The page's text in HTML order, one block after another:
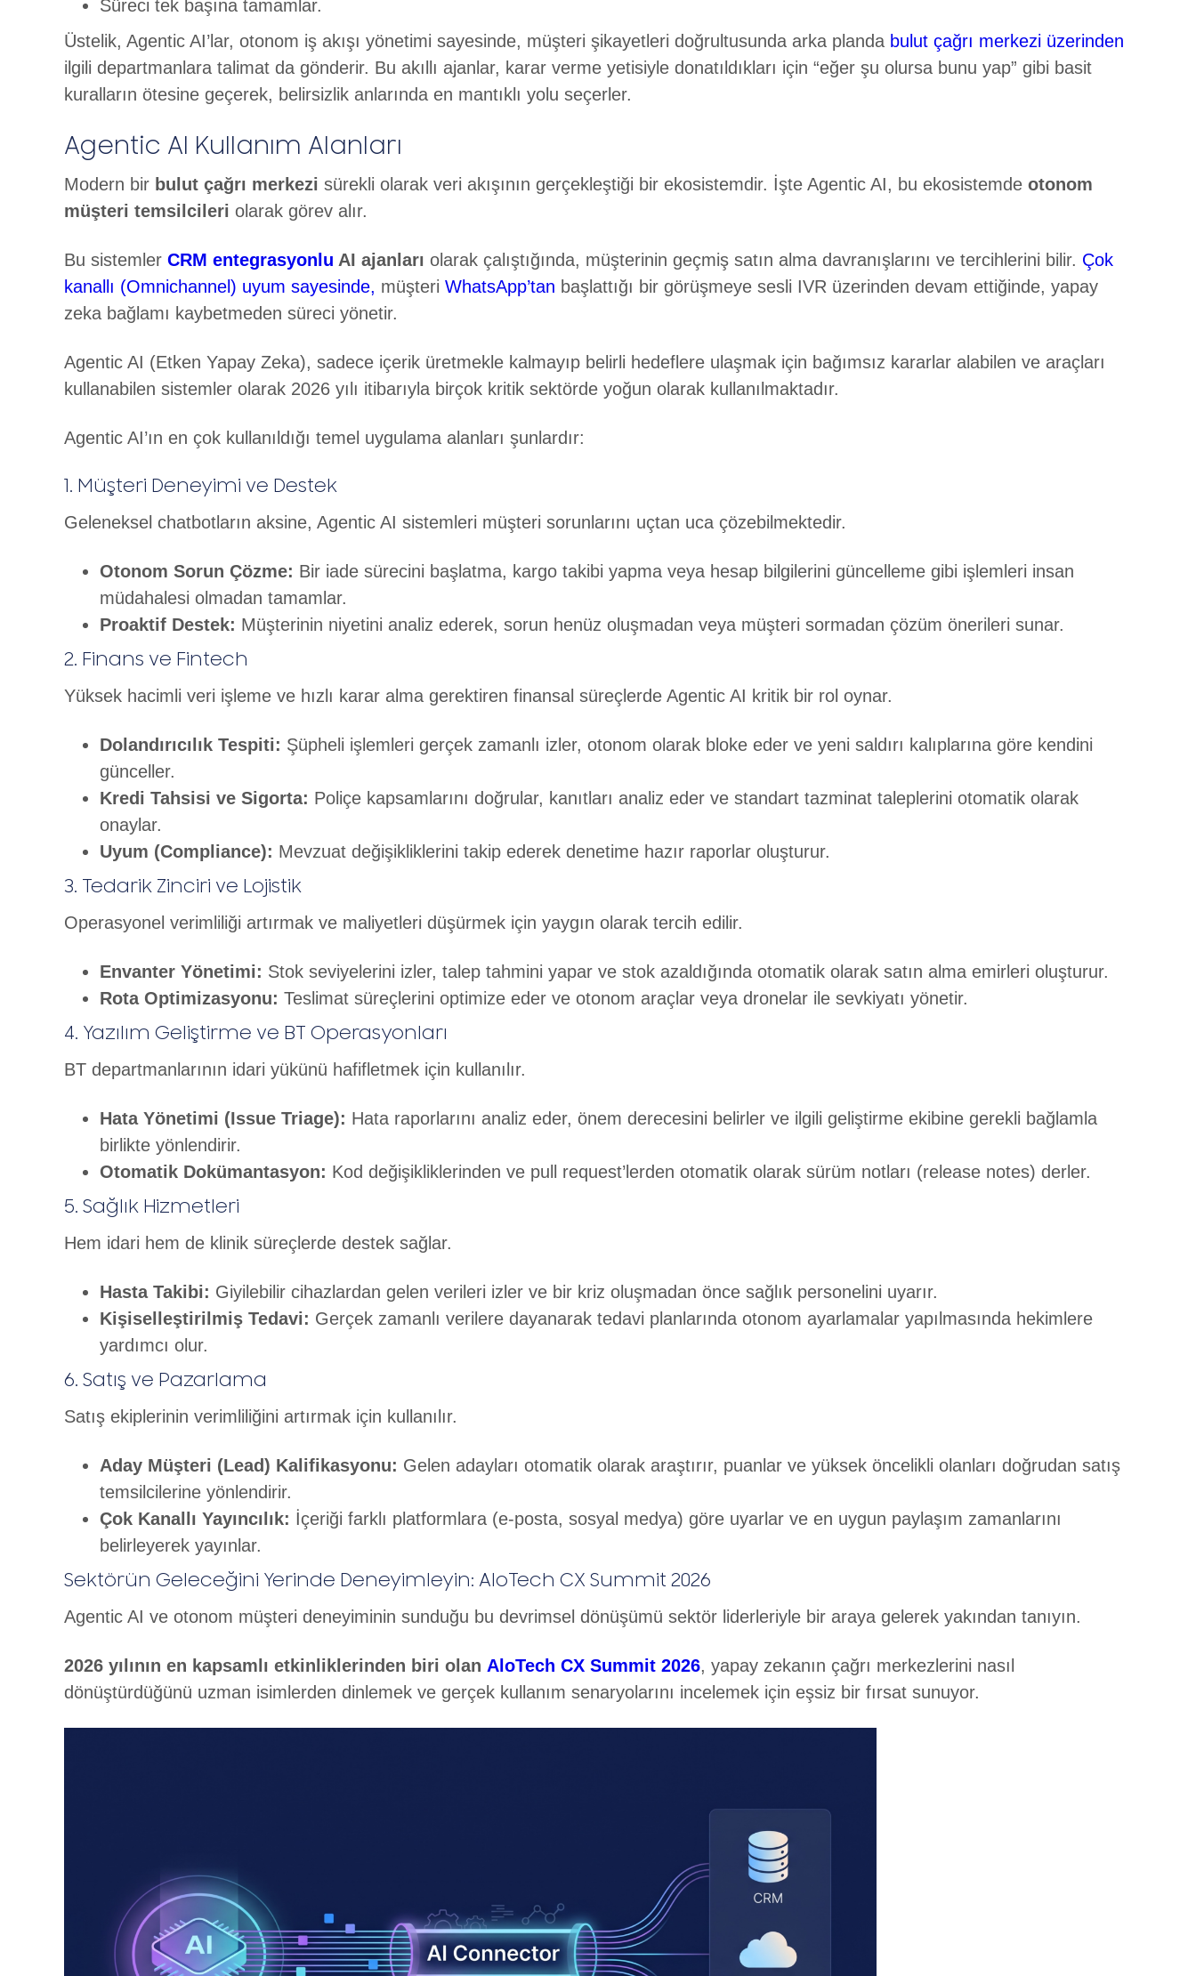
Süreci tek başına tamamlar.
Üstelik, Agentic AI’lar, otonom iş akışı yönetimi sayesinde, müşteri şikayetleri doğrultusunda arka planda bulut çağrı merkezi üzerinden
ilgili departmanlara talimat da gönderir. Bu akıllı ajanlar, karar verme yetisiyle donatıldıkları için “eğer şu olursa bunu yap” gibi basit
kuralların ötesine geçerek, belirsizlik anlarında en mantıklı yolu seçerler.
Agentic AI Kullanım Alanları
Modern bir bulut çağrı merkezi sürekli olarak veri akışının gerçekleştiği bir ekosistemdir. İşte Agentic AI, bu ekosistemde otonom
müşteri temsilcileri olarak görev alır.
Bu sistemler CRM entegrasyonlu AI ajanları olarak çalıştığında, müşterinin geçmiş satın alma davranışlarını ve tercihlerini bilir. Çok
kanallı (Omnichannel) uyum sayesinde, müşteri WhatsApp’tan başlattığı bir görüşmeye sesli IVR üzerinden devam ettiğinde, yapay
zeka bağlamı kaybetmeden süreci yönetir.
Agentic AI (Etken Yapay Zeka), sadece içerik üretmekle kalmayıp belirli hedeflere ulaşmak için bağımsız kararlar alabilen ve araçları
kullanabilen sistemler olarak 2026 yılı itibarıyla birçok kritik sektörde yoğun olarak kullanılmaktadır.
Agentic AI’ın en çok kullanıldığı temel uygulama alanları şunlardır:
1. Müşteri Deneyimi ve Destek
Geleneksel chatbotların aksine, Agentic AI sistemleri müşteri sorunlarını uçtan uca çözebilmektedir.
Otonom Sorun Çözme: Bir iade sürecini başlatma, kargo takibi yapma veya hesap bilgilerini güncelleme gibi işlemleri insan
müdahalesi olmadan tamamlar.
Proaktif Destek: Müşterinin niyetini analiz ederek, sorun henüz oluşmadan veya müşteri sormadan çözüm önerileri sunar.
2. Finans ve Fintech
Yüksek hacimli veri işleme ve hızlı karar alma gerektiren finansal süreçlerde Agentic AI kritik bir rol oynar.
Dolandırıcılık Tespiti: Şüpheli işlemleri gerçek zamanlı izler, otonom olarak bloke eder ve yeni saldırı kalıplarına göre kendini
günceller.
Kredi Tahsisi ve Sigorta: Poliçe kapsamlarını doğrular, kanıtları analiz eder ve standart tazminat taleplerini otomatik olarak
onaylar.
Uyum (Compliance): Mevzuat değişikliklerini takip ederek denetime hazır raporlar oluşturur.
3. Tedarik Zinciri ve Lojistik
Operasyonel verimliliği artırmak ve maliyetleri düşürmek için yaygın olarak tercih edilir.
Envanter Yönetimi: Stok seviyelerini izler, talep tahmini yapar ve stok azaldığında otomatik olarak satın alma emirleri oluşturur.
Rota Optimizasyonu: Teslimat süreçlerini optimize eder ve otonom araçlar veya dronelar ile sevkiyatı yönetir.
4. Yazılım Geliştirme ve BT Operasyonları
BT departmanlarının idari yükünü hafifletmek için kullanılır.
Hata Yönetimi (Issue Triage): Hata raporlarını analiz eder, önem derecesini belirler ve ilgili geliştirme ekibine gerekli bağlamla
birlikte yönlendirir.
Otomatik Dokümantasyon: Kod değişikliklerinden ve pull request’lerden otomatik olarak sürüm notları (release notes) derler.
5. Sağlık Hizmetleri
Hem idari hem de klinik süreçlerde destek sağlar.
Hasta Takibi: Giyilebilir cihazlardan gelen verileri izler ve bir kriz oluşmadan önce sağlık personelini uyarır.
Kişiselleştirilmiş Tedavi: Gerçek zamanlı verilere dayanarak tedavi planlarında otonom ayarlamalar yapılmasında hekimlere
yardımcı olur.
6. Satış ve Pazarlama
Satış ekiplerinin verimliliğini artırmak için kullanılır.
Aday Müşteri (Lead) Kalifikasyonu: Gelen adayları otomatik olarak araştırır, puanlar ve yüksek öncelikli olanları doğrudan satış
temsilcilerine yönlendirir.
Çok Kanallı Yayıncılık: İçeriği farklı platformlara (e-posta, sosyal medya) göre uyarlar ve en uygun paylaşım zamanlarını
belirleyerek yayınlar.
Sektörün Geleceğini Yerinde Deneyimleyin: AloTech CX Summit 2026
Agentic AI ve otonom müşteri deneyiminin sunduğu bu devrimsel dönüşümü sektör liderleriyle bir araya gelerek yakından tanıyın.
2026 yılının en kapsamlı etkinliklerinden biri olan AloTech CX Summit 2026, yapay zekanın çağrı merkezlerini nasıl
dönüştürdüğünü uzman isimlerden dinlemek ve gerçek kullanım senaryolarını incelemek için eşsiz bir fırsat sunuyor.